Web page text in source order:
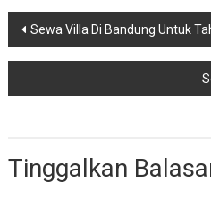
Navigasi
pos
Sewa Villa Di Bandung Untuk
Tinggalkan